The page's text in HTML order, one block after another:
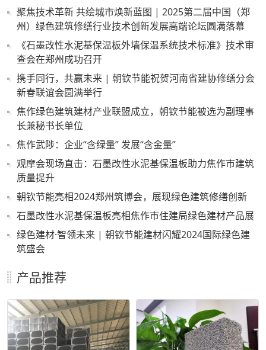
聚焦技术革新 共绘城市焕新蓝图 | 2025第二届中国（郑
州）绿色建筑修缮行业技术创新发展高端论坛圆满落幕
《石墨改性水泥基保温板外墙保温系统技术标准》技术审
查会在郑州成功召开
携手同行，共赢未来 | 朝钦节能祝贺河南省建协修缮分会
新春联谊会圆满举行
焦作绿色建筑建材产业联盟成立，朝钦节能被选为副理事
长兼秘书长单位
焦作武陟：企业“含绿量” 发展“含金量”
观摩会现场直击：石墨改性水泥基保温板助力焦作市建筑
质量提升
朝钦节能亮相2024郑州筑博会，展现绿色建筑修缮创新
石墨改性水泥基保温板亮相焦作市住建局绿色建材产品展
绿色建材·智领未来 | 朝钦节能建材闪耀2024国际绿色建
筑盛会
产品推荐